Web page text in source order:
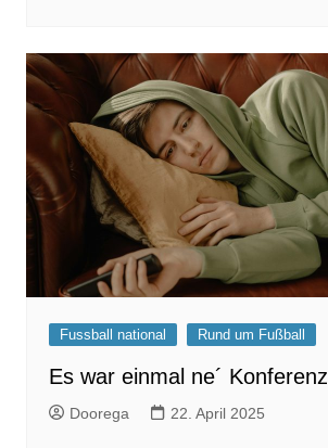
Fussball national Rund um Fußball
Es war einmal ne´ Konferenz
Doorega 22. April 2025